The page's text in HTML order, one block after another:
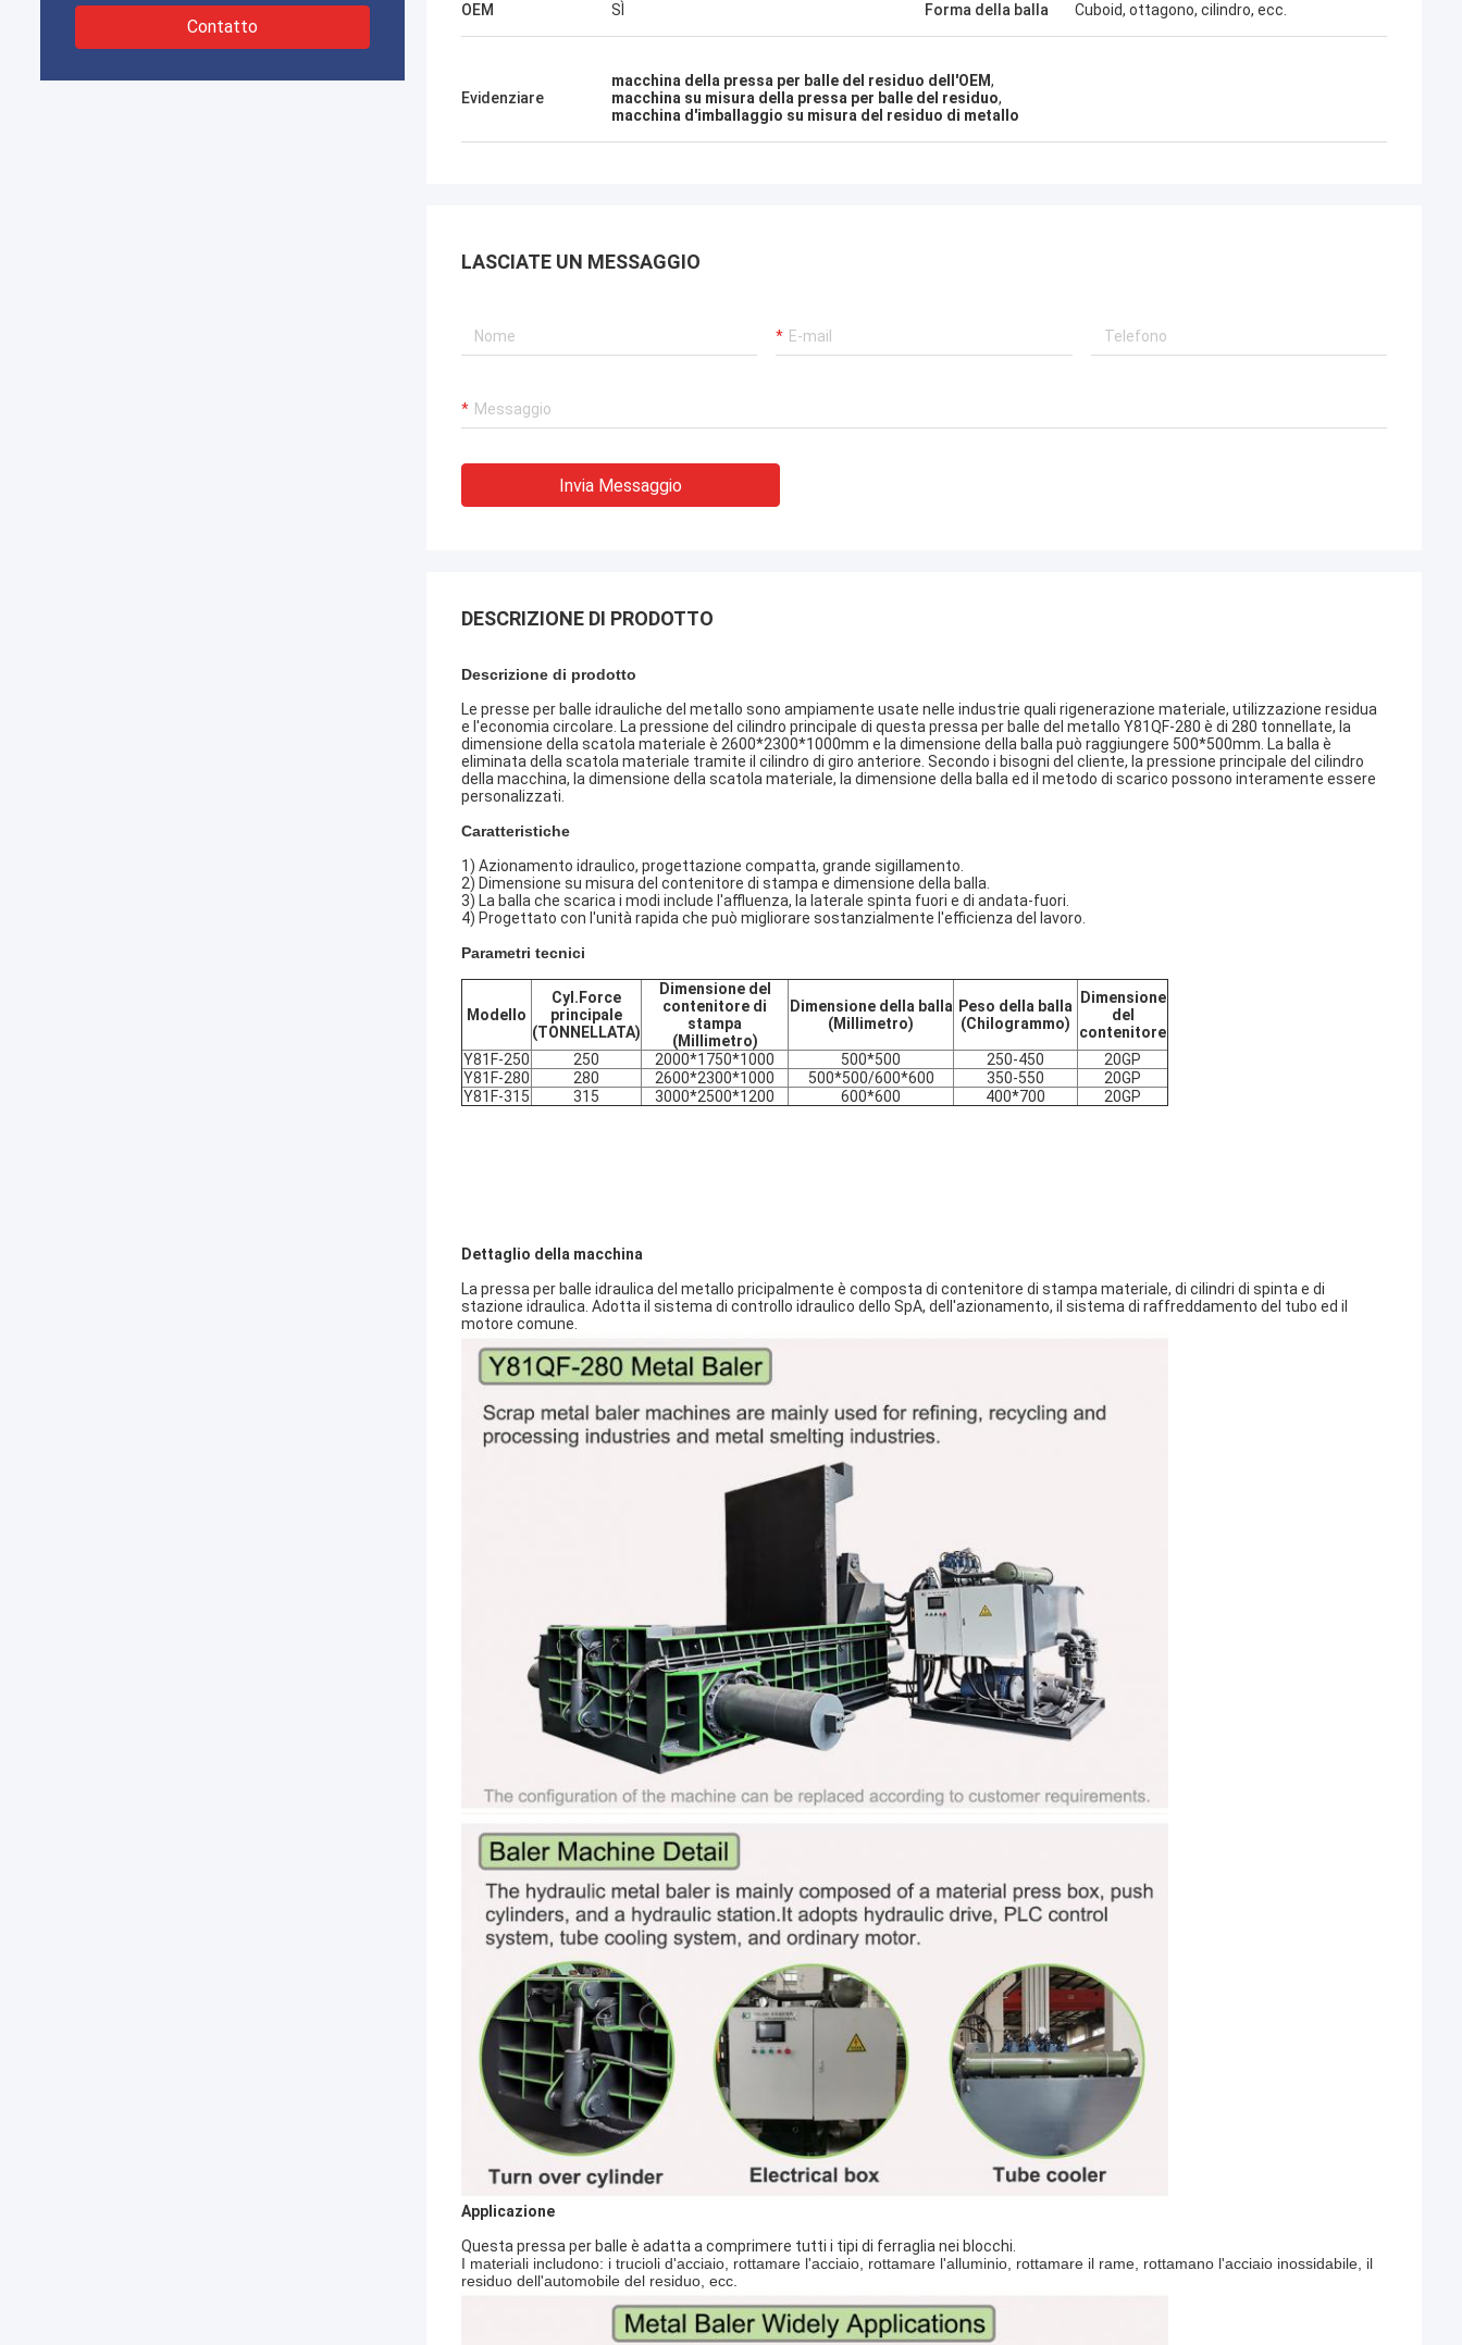
Contatto
OEM SÌ Forma della balla Cuboid, ottagono, cilindro, ecc.
Evidenziare
macchina della pressa per balle del residuo dell'OEM,
macchina su misura della pressa per balle del residuo,
macchina d'imballaggio su misura del residuo di metallo
LASCIATE UN MESSAGGIO
Invia Messaggio
DESCRIZIONE DI PRODOTTO
Descrizione di prodotto
Le presse per balle idrauliche del metallo sono ampiamente usate nelle industrie quali rigenerazione materiale, utilizzazione residua
e l'economia circolare. La pressione del cilindro principale di questa pressa per balle del metallo Y81QF-280 è di 280 tonnellate, la
dimensione della scatola materiale è 2600*2300*1000mm e la dimensione della balla può raggiungere 500*500mm. La balla è
eliminata della scatola materiale tramite il cilindro di giro anteriore. Secondo i bisogni del cliente, la pressione principale del cilindro
della macchina, la dimensione della scatola materiale, la dimensione della balla ed il metodo di scarico possono interamente essere
personalizzati.
Caratteristiche
1) Azionamento idraulico, progettazione compatta, grande sigillamento.
2) Dimensione su misura del contenitore di stampa e dimensione della balla.
3) La balla che scarica i modi include l'affluenza, la laterale spinta fuori e di andata-fuori.
4) Progettato con l'unità rapida che può migliorare sostanzialmente l'efficienza del lavoro.
Parametri tecnici
Modello
Cyl.Force
principale
(TONNELLATA)
Dimensione del
contenitore di
stampa
(Millimetro)
Dimensione della balla
(Millimetro)
Peso della balla
(Chilogrammo)
Dimensione
del
contenitore
Y81F-250
250 2000*1750*1000 500*500 250-450
20GP
Y81F-280
280 2600*2300*1000 500*500/600*600 350-550
20GP
Y81F-315
315 3000*2500*1200 600*600 400*700 20GP
Dettaglio della macchina
La pressa per balle idraulica del metallo pricipalmente è composta di contenitore di stampa materiale, di cilindri di spinta e di
stazione idraulica. Adotta il sistema di controllo idraulico dello SpA, dell'azionamento, il sistema di raffreddamento del tubo ed il
motore comune.
Applicazione
Questa pressa per balle è adatta a comprimere tutti i tipi di ferraglia nei blocchi.
I materiali includono: i trucioli d'acciaio, rottamare l'acciaio, rottamare l'alluminio, rottamare il rame, rottamano l'acciaio inossidabile, il
residuo dell'automobile del residuo, ecc.